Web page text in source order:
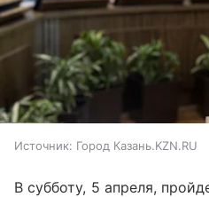
Источник: Город Казань.KZN.RU
В субботу, 5 апреля,